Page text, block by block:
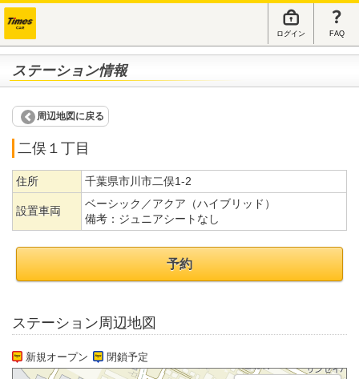
ログイン FAQ
ステーション情報
周辺地図に戻る
二俣１丁目
住所 千葉県市川市二俣1-2
設置車両
ベーシック／アクア（ハイブリッド）
備考： ジュニアシートなし
予約
ステーション周辺地図
新規オープン 閉鎖予定